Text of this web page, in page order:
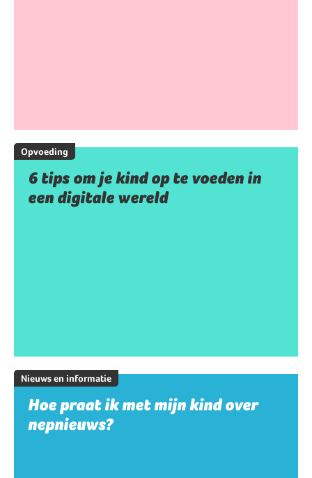
Opvoeding
6 tips om je kind op te voeden in
een digitale wereld
Nieuws en informatie
Hoe praat ik met mijn kind over
nepnieuws?